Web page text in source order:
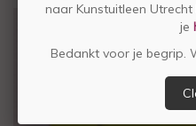
naar Kunstuitleen
je
Bedankt voor je begrip.